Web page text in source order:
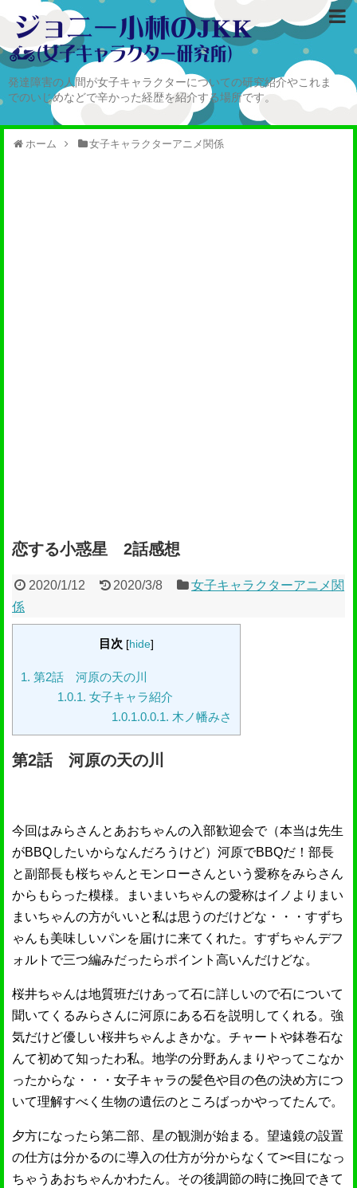
発達障害の人間が女子キャラクターについての研究紹介やこれま
でのいじめなどで辛かった経歴を紹介する場所です。
ホーム 女子キャラクターアニメ関係
恋する小惑星 2話感想
2020/1/12 2020/3/8
女子キャラクターアニメ関
係
目次 [hide]
1. 第2話 河原の天の川
1.0.1. 女子キャラ紹介
1.0.1.0.0.1. 木ノ幡みさ
第2話 河原の天の川
今回はみらさんとあおちゃんの入部歓迎会で（本当は先生
がBBQしたいからなんだろうけど）河原でBBQだ！部長
と副部長も桜ちゃんとモンローさんという愛称をみらさん
からもらった模様。まいまいちゃんの愛称はイノよりまい
まいちゃんの方がいいと私は思うのだけどな・・・すずち
ゃんも美味しいパンを届けに来てくれた。すずちゃんデフ
ォルトで三つ編みだったらポイント高いんだけどな。
桜井ちゃんは地質班だけあって石に詳しいので石について
聞いてくるみらさんに河原にある石を説明してくれる。強
気だけど優しい桜井ちゃんよきかな。チャートや鉢巻石な
んて初めて知ったわ私。地学の分野あんまりやってこなか
ったからな・・・女子キャラの髪色や目の色の決め方につ
いて理解すべく生物の遺伝のところばっかやってたんで。
夕方になったら第二部、星の観測が始まる。望遠鏡の設置
の仕方は分かるのに導入の仕方が分からなくて><目になっ
ちゃうあおちゃんかわたん。その後調節の時に挽回できて